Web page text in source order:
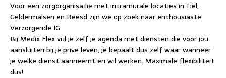
Voor een zorgorganisatie met intramurale locaties in Tiel,
Geldermalsen en Beesd zijn we op zoek naar enthousiaste
Verzorgende IG
Bij Medix Flex vul je zelf je agenda met diensten die voor jou
aansluiten bij je prive leven, je bepaalt dus zelf waar wanneer
je welke dienst aanneemt en wil werken. Maximale flexibiliteit
dus!